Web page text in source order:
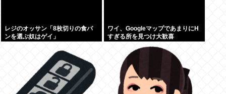
レジのオッサン「8枚切りの食パ
ンを選ぶ奴はゲイ」
ワイ、GoogleマップであまりにΗ
すぎる所を見つけ大歓喜